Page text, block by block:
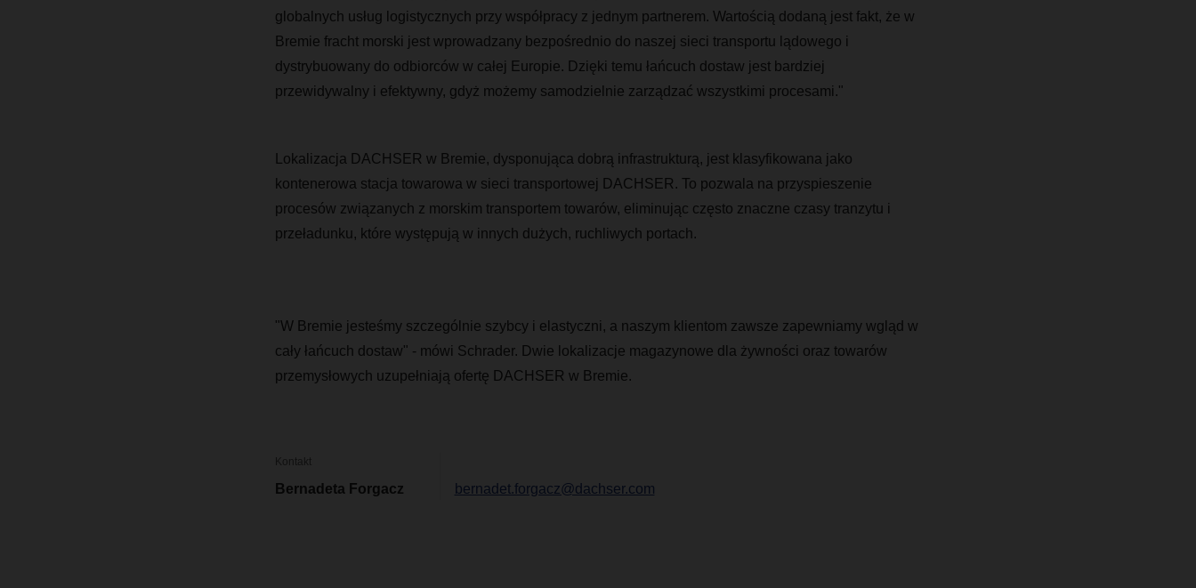
globalnych usług logistycznych przy współpracy z jednym partnerem. Wartością dodaną jest fakt, że w
Bremie fracht morski jest wprowadzany bezpośrednio do naszej sieci transportu lądowego i
dystrybuowany do odbiorców w całej Europie. Dzięki temu łańcuch dostaw jest bardziej
przewidywalny i efektywny, gdyż możemy samodzielnie zarządzać wszystkimi procesami."
Lokalizacja DACHSER w Bremie, dysponująca dobrą infrastrukturą, jest klasyfikowana jako
kontenerowa stacja towarowa w sieci transportowej DACHSER. To pozwala na przyspieszenie
procesów związanych z morskim transportem towarów, eliminując często znaczne czasy tranzytu i
przeładunku, które występują w innych dużych, ruchliwych portach.
"W Bremie jesteśmy szczególnie szybcy i elastyczni, a naszym klientom zawsze zapewniamy wgląd w
cały łańcuch dostaw" - mówi Schrader. Dwie lokalizacje magazynowe dla żywności oraz towarów
przemysłowych uzupełniają ofertę DACHSER w Bremie.
Kontakt
Bernadeta Forgacz bernadet.forgacz@dachser.com